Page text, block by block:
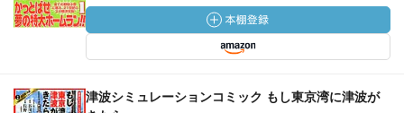
津波シミュレーションコミック もし東京湾に津波が